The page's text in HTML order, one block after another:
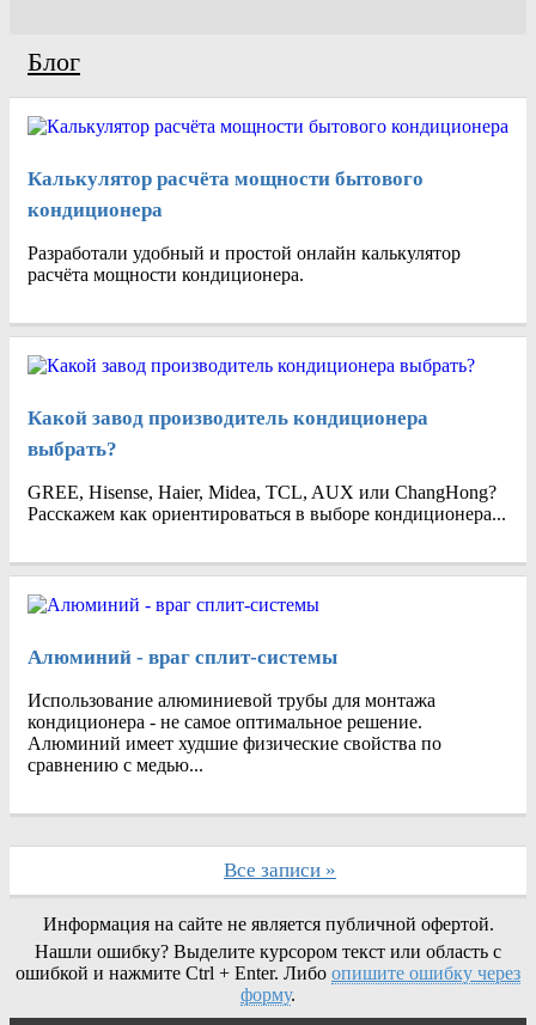
Блог
Калькулятор расчёта мощности бытового
кондиционера
Разработали удобный и простой онлайн калькулятор
расчёта мощности кондиционера.
Какой завод производитель кондиционера
выбрать?
GREE, Hisense, Haier, Midea, TCL, AUX или ChangHong?
Расскажем как ориентироваться в выборе кондиционера...
Алюминий - враг сплит-системы
Использование алюминиевой трубы для монтажа
кондиционера - не самое оптимальное решение.
Алюминий имеет худшие физические свойства по
сравнению с медью...
Все записи »
Информация на сайте не является публичной офертой.
Нашли ошибку? Выделите курсором текст или область с
ошибкой и нажмите Ctrl + Enter. Либо опишите ошибку через
форму.